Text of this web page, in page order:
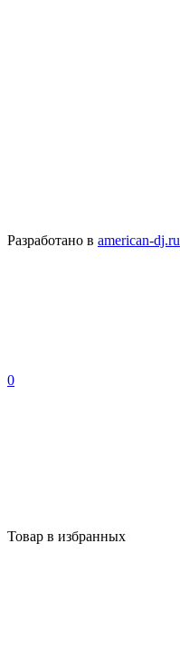
Разработано в american-dj.ru
0
Товар в избранных